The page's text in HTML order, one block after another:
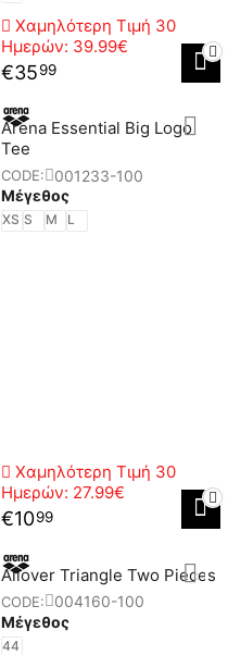
Χαμηλότερη Τιμή 30
Ημερών: 39.99€
€3599
Arena Essential Big Logo
Tee
CODE:
001233-100
Μέγεθος
XS S M L
Χαμηλότερη Τιμή 30
Ημερών: 27.99€
€1099
Allover Triangle Two Pieces
CODE:
004160-100
Μέγεθος
44